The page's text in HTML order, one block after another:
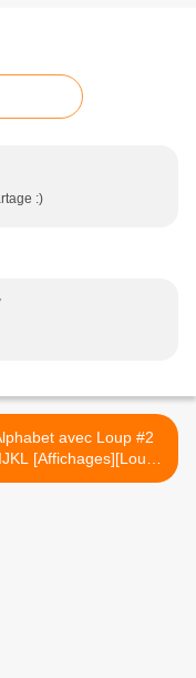
:)
avec Loup #2
[Affichages][Loup]
[École] >